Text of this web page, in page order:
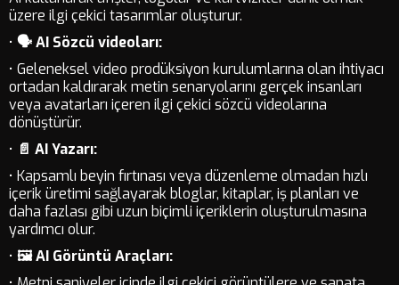
üzere ilgi çekici tasarımlar oluşturur.
• 🗣️ AI Sözcü videoları:
• Geleneksel video prodüksiyon kurulumlarına olan ihtiyacı
ortadan kaldırarak metin senaryolarını gerçek insanları
veya avatarları içeren ilgi çekici sözcü videolarına
dönüştürür.
• 📄 AI Yazarı:
• Kapsamlı beyin fırtınası veya düzenleme olmadan hızlı
içerik üretimi sağlayarak bloglar, kitaplar, iş planları ve
daha fazlası gibi uzun biçimli içeriklerin oluşturulmasına
yardımcı olur.
• 🖼️ AI Görüntü Araçları: